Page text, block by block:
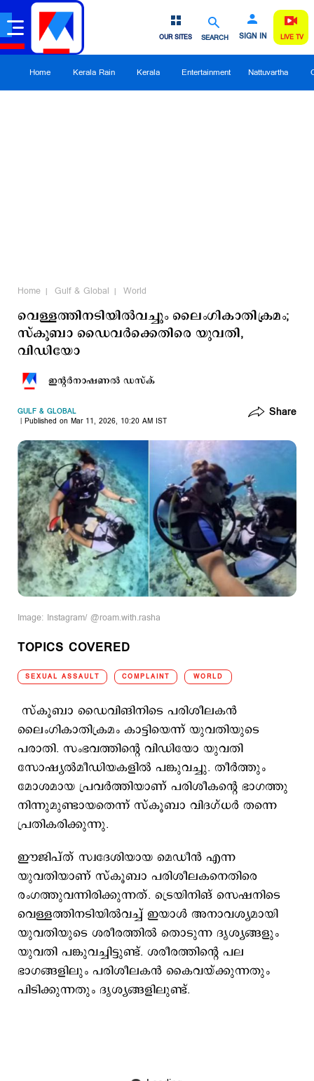
SEARCH SIGN IN
OUR SITES LIVE TV
Home Kerala Rain Kerala Entertainment Nattuvartha
Home Gulf & Global World
വെള്ളത്തിനടിയില്‍വച്ചും ലൈംഗികാതിക്രമം;
സ്കൂബാ ഡൈവര്‍ക്കെതിരെ യുവതി,
വിഡിയോ
ഇന്‍റര്‍നാഷണല്‍ ഡസ്ക്
GULF & GLOBAL
Published on Mar 11, 2026, 10:20 AM IST
Share
Image: Instagram/ @roam.with.rasha
TOPICS COVERED
SEXUAL ASSAULT COMPLAINT WORLD
സ്കൂബാ ഡൈവിങിനിടെ പരിശീലകന്‍
ലൈംഗികാതിക്രമം കാട്ടിയെന്ന് യുവതിയുടെ
പരാതി. സംഭവത്തിന്‍റെ വിഡിയോ യുവതി
സോഷ്യല്‍മീഡിയകളില്‍ പങ്കുവച്ചു. തീര്‍ത്തും
മോശമായ പ്രവര്‍ത്തിയാണ് പരിശീകന്‍റെ ഭാഗത്തു
നിന്നുമുണ്ടായതെന്ന് സ്കൂബാ വിദഗ്ധര്‍ തന്നെ
പ്രതികരിക്കുന്നു.
ഈജിപ്ത് സ്വദേശിയായ മെഡീന്‍ എന്ന
യുവതിയാണ് സ്കൂബാ പരിശീലകനെതിരെ
രംഗത്തുവന്നിരിക്കുന്നത്. ട്രെയിനിങ് സെഷനിടെ
വെള്ളത്തിനടിയില്‍വച്ച് ഇയാള്‍ അനാവശ്യമായി
യുവതിയുടെ ശരീരത്തില്‍ തൊടുന്ന ദൃശ്യങ്ങളും
യുവതി പങ്കുവച്ചിട്ടുണ്ട്. ശരീരത്തിന്‍റെ പല
ഭാഗങ്ങളിലും പരിശീലകന്‍ കൈവയ്ക്കുന്നതും
പിടിക്കുന്നതും ദൃശ്യങ്ങളിലുണ്ട്.